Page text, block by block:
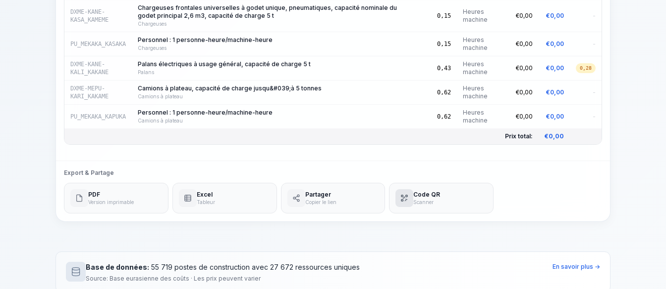
DXME-KANE-
KASA_KAMEME
Chargeuses frontales universelles à godet unique, pneumatiques, capacité nominale du
godet principal 2,6 m3, capacité de charge 5 t
Chargeuses
0,15
Heures
machine
€0,00 €0,00 -
PU_MEKAKA_KASAKA
Personnel : 1 personne-heure/machine-heure
Chargeuses
0,15
Heures
machine
€0,00 €0,00 -
DXME-KANE-
KALI_KAKANE
Palans électriques à usage général, capacité de charge 5 t
Palans
0,43
Heures
machine
€0,00 €0,00 0,28
DXME-MEPU-
KARI_KAKAME
Camions à plateau, capacité de charge jusqu&#039;à 5 tonnes
Camions à plateau
0,62
Heures
machine
€0,00 €0,00 -
PU_MEKAKA_KAPUKA
Personnel : 1 personne-heure/machine-heure
Camions à plateau
0,62
Heures
machine
€0,00 €0,00 -
Prix total: €0,00
Export & Partage
PDF
Version imprimable
Excel
Tableur
Partager
Copier le lien
Code QR
Scanner
Base de données: 55 719 postes de construction avec 27 672 ressources uniques
Source: Base eurasienne des coûts · Les prix peuvent varier
En savoir plus →